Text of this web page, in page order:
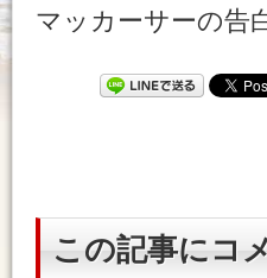
マッカーサーの告
この記事にコ